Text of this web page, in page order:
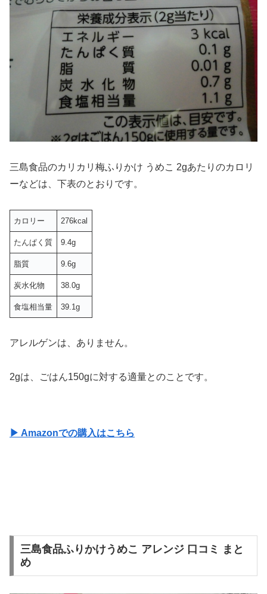
三島食品のカリカリ梅ふりかけ うめこ 2gあたりのカロリ
ーなどは、下表のとおりです。
カロリー 276kcal
たんぱく質 9.4g
脂質 9.6g
炭水化物 38.0g
食塩相当量 39.1g
アレルゲンは、ありません。
2gは、ごはん150gに対する適量とのことです。
▶ Amazonでの購入はこちら
三島食品ふりかけうめこ アレンジ 口コミ まと
め